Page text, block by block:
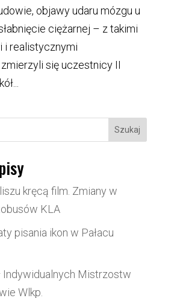
objawy udaru mózgu u
ciężarnej – z takimi
i realistycznymi
się uczestnicy II
Szukaj
kręcą film. Zmiany w
KLA
pisania ikon w Pałacu
Indywidualnych Mistrzostw
Wlkp.